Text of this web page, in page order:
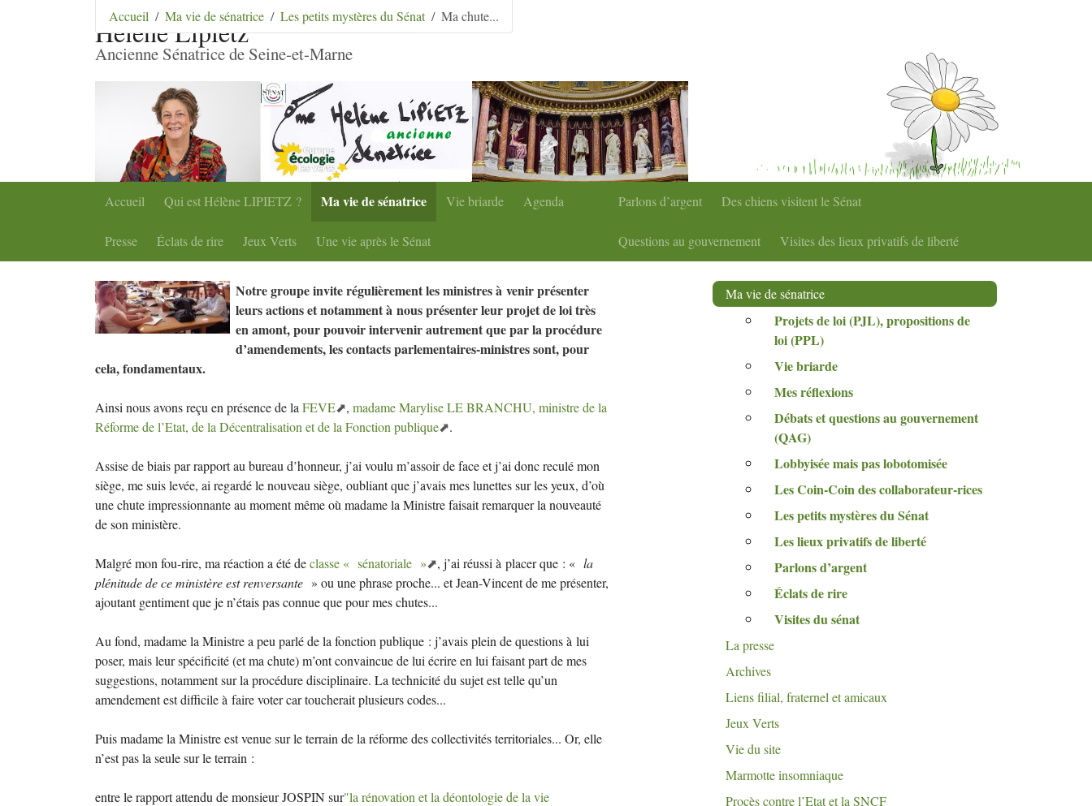
Aller au contenu Aller au menu Aller au menu secondaire| Aller à la recherche
Hélène Lipietz
Ancienne Sénatrice de Seine-et-Marne
Accueil Qui est HélèneLIPIETZ ? Ma vie de sénatrice Vie briarde Agenda
Presse Éclats de rire Jeux Verts Une vie après le Sénat
Parlons d’argent Des chiens visitent le Sénat
Questions au gouvernement Visites des lieux privatifs de liberté
Accueil Ma vie de sénatrice Les petits mystères du Sénat Ma chute...
Notre groupe invite régulièrement les ministres à venir présenter
leurs actions et notamment à nous présenter leur projet de loi très
en amont, pour pouvoir intervenir autrement que par la procédure
d’amendements, les contacts parlementaires-ministres sont, pour
cela, fondamentaux.
Ainsi nous avons reçu en présence de la FEVE , madame MaryliseLEBRANCHU, ministre de la
Réforme de l’Etat, de la Décentralisation et de la Fonction publique
.
Assise de biais par rapport au bureau d’honneur, j’ai voulu m’assoir de face et j’ai donc reculé mon
siège, me suis levée, ai regardé le nouveau siège, oubliant que j’avais mes lunettes sur les yeux, d’où
une chute impressionnante au moment même où madame la Ministre faisait remarquer la nouveauté
de son ministère.
Malgré mon fou-rire, ma réaction a été declasse « sénatoriale » , j’ai réussi à placer que : « la
plénitude de ce ministère est renversante » ou une phrase proche... et Jean-Vincent de me présenter,
ajoutant gentiment que je n’étais pas connue que pour mes chutes...
Au fond, madame la Ministre a peu parlé de la fonction publique : j’avais plein de questions à lui
poser, mais leur spécificité (et ma chute) m’ont convaincue de lui écrire en lui faisant part de mes
suggestions, notamment sur la procédure disciplinaire. La technicité du sujet est telle qu’un
amendement est difficile à faire voter car toucherait plusieurs codes...
Puis madame la Ministre est venue sur le terrain de la réforme des collectivités territoriales... Or, elle
n’est pas la seule sur le terrain :
entre le rapport attendu de monsieurJOSPINsur"la rénovation et la déontologie de la vie
Ma vie de sénatrice
Projets de loi (PJL), propositions de
loi (PPL)
Vie briarde
Mes réflexions
Débats et questions au gouvernement
(QAG)
Lobbyisée mais pas lobotomisée
Les Coin-Coin des collaborateur-rices
Les petits mystères du Sénat
Les lieux privatifs de liberté
Parlons d’argent
Éclats de rire
Visites du sénat
La presse
Archives
Liens filial, fraternel et amicaux
Jeux Verts
Vie du site
Marmotte insomniaque
Procès contre l’Etat et la SNCF